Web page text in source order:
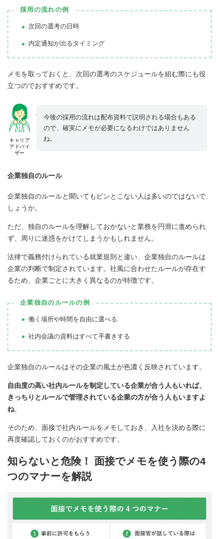
採用の流れの例
次回の選考の日時
内定通知が出るタイミング
メモを取っておくと、次回の選考のスケジュールを組む際にも役
立つのでおすすめです。
キャリア
アドバイ
ザー
今後の採用の流れは配布資料で説明される場合もある
ので、確実にメモが必要になるわけではありません
ね。
企業独自のルール
企業独自のルールと聞いてもピンとこない人は多いのではないで
しょうか。
ただ、独自のルールを理解しておかないと業務を円滑に進められ
ず、周りに迷惑をかけてしまうかもしれません。
法律で義務付けられている就業規則と違い、企業独自のルールは
企業の判断で制定されています。社風に合わせたルールが存在す
るため、企業ごとに大きく異なるのが特徴です。
企業独自のルールの例
働く場所や時間を自由に選べる
社内会議の資料はすべて手書きする
企業独自のルールはその企業の風土が色濃く反映されています。
自由度の高い社内ルールを制定している企業が合う人もいれば、
きっちりとルールで管理されている企業の方が合う人もいますよ
ね。
そのため、面接で社内ルールをメモしておき、入社を決める際に
再度確認しておくのがおすすめです。
知らないと危険！ 面接でメモを使う際の4
つのマナーを解説